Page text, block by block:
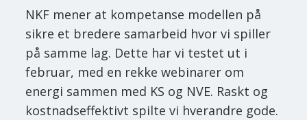
NKF mener at kompetanse modellen på
sikre et bredere samarbeid hvor vi spiller
på samme lag. Dette har vi testet ut i
februar, med en rekke webinarer om
energi sammen med KS og NVE. Raskt og
kostnadseffektivt spilte vi hverandre gode.